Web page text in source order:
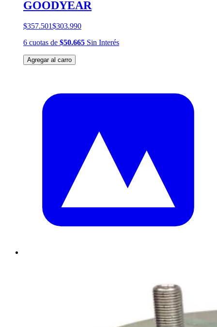
GOODYEAR
$357.501$303.990
6 cuotas de $50.665 Sin Interés
Agregar al carro